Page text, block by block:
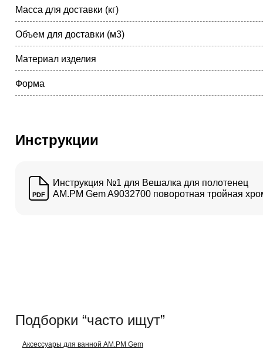
Масса для доставки (кг)
Объем для доставки (м3)
Материал изделия
Форма
Инструкции
PDF
Инструкция №1 для Вешалка для полотенец
AM.PM Gem A9032700 поворотная тройная
Подборки “часто ищут”
Аксессуары для ванной AM.PM Gem